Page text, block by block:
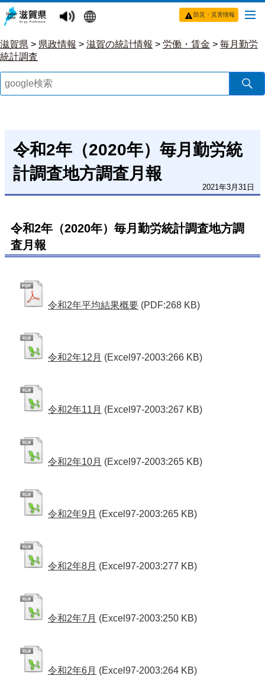
防災・災害情報
滋賀県 > 県政情報 > 滋賀の統計情報 > 労働・賃金 > 毎月勤労
統計調査
令和2年（2020年）毎月勤労統
計調査地方調査月報
2021年3月31日
令和2年（2020年）毎月勤労統計調査地方調
査月報
令和2年平均結果概要 (PDF:268 KB)
令和2年12月 (Excel97-2003:266 KB)
令和2年11月 (Excel97-2003:267 KB)
令和2年10月 (Excel97-2003:265 KB)
令和2年9月 (Excel97-2003:265 KB)
令和2年8月 (Excel97-2003:277 KB)
令和2年7月 (Excel97-2003:250 KB)
令和2年6月 (Excel97-2003:264 KB)